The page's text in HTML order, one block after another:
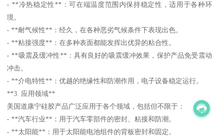
- **冷热稳定性**：可在端温度范围内保持稳定性，适用于各种环
境。
- **耐气候性**：经久，在各种恶劣气候条件下表现出色。
- **粘接强度**：在多种表面都能发挥出优异的粘合性。
- **吸震及缓冲性**：具有良好的吸震缓冲效果，保护产品免受震动
冲击。
- **介电特性**：优越的绝缘性和防潮作用，电子设备稳定运行。
**3. 应用领域**
美国道康宁硅胶产品广泛应用于各个领域，包括但不限于：
- **汽车行业**：用于汽车零部件的密封、粘接和防潮。
- **太阳能**：用于太阳能电池组件的背板密封和固定。